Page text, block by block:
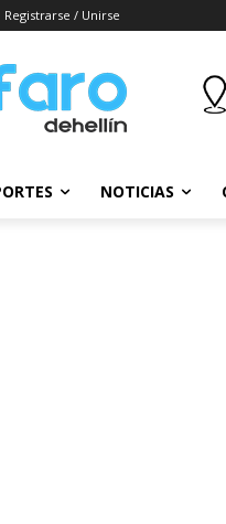
Registrarse / Unirse
NOTICIAS